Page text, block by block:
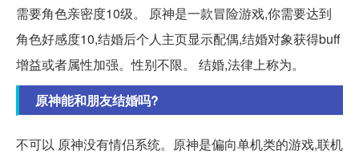
需要角色亲密度10级。 原神是一款冒险游戏,你需要达到
角色好感度10,结婚后个人主页显示配偶,结婚对象获得buff
增益或者属性加强。性别不限。 结婚,法律上称为。
原神能和朋友结婚吗?
不可以 原神没有情侣系统。原神是偏向单机类的游戏,联机